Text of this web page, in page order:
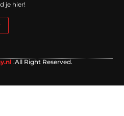
je hier!
.All Right Reserved.